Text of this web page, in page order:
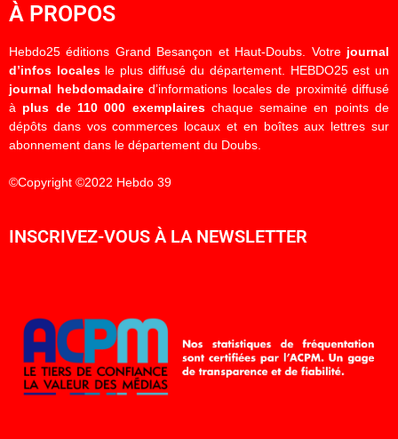
À PROPOS
Hebdo25 éditions Grand Besançon et Haut-Doubs. Votre journal
d’infos localesle plus diffusé du département. HEBDO25 est un
journal hebdomadaired’informations locales de proximité diffusé
à plus de 110 000 exemplaireschaque semaine en points de
dépôts dans vos commerces locaux et en boîtes aux lettres sur
abonnement dans le département du Doubs.
©Copyright ©2022 Hebdo 39
INSCRIVEZ-VOUS À LA NEWSLETTER